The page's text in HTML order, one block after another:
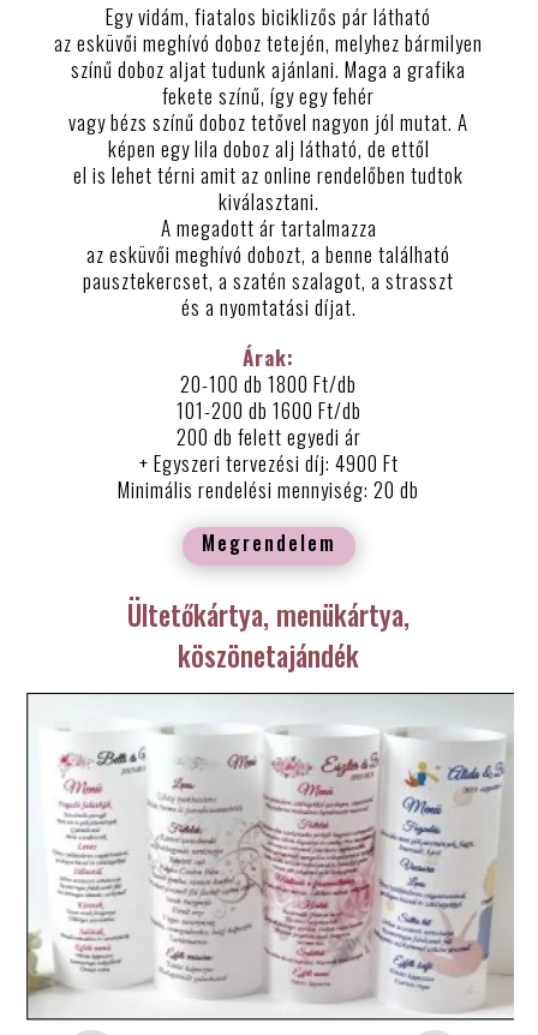
Egy vidám, fiatalos biciklizős pár látható
az esküvői meghívó doboz tetején, melyhez bármilyen
színű doboz aljat tudunk ajánlani. Maga a grafika
fekete színű, így egy fehér
vagy bézs színű doboz tetővel nagyon jól mutat. A
képen egy lila doboz alj látható, de ettől
el is lehet térni amit az online rendelőben tudtok
kiválasztani.
A megadott ár tartalmazza
az esküvői meghívó dobozt, a benne található
pausztekercset, a szatén szalagot, a strasszt
és a nyomtatási díjat.
Árak:
20-100 db 1800 Ft/db
101-200 db 1600 Ft/db
200 db felett egyedi ár
+ Egyszeri tervezési díj: 4900 Ft
Minimális rendelési mennyiség: 20 db
Megrendelem
Ültetőkártya, menükártya,
köszönetajándék